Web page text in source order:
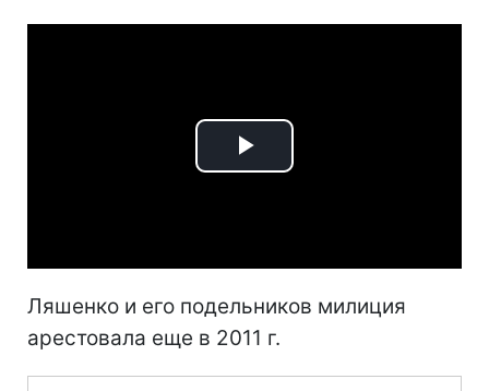
Play
Ляшенко и его подельников милиция
арестовала еще в 2011 г.